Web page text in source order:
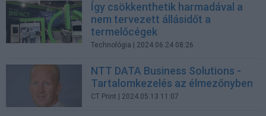
Így csökkenthetik harmadával a
nem tervezett állásidőt a
termelőcégek
Technológia | 2024.06.24 08:26
NTT DATA Business Solutions -
Tartalomkezelés az élmezőnyben
CT Print | 2024.05.13 11:07